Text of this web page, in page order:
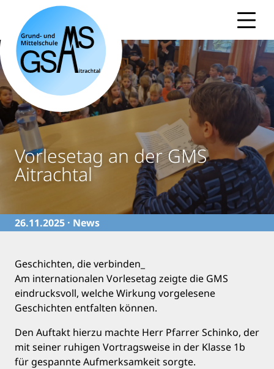
content
Vorlesetag an der GMS
Aitrachtal
26.11.2025 · News
Geschichten, die verbinden_
Am internationalen Vorlesetag zeigte die GMS
eindrucksvoll, welche Wirkung vorgelesene
Geschichten entfalten können.
Den Auftakt hierzu machte Herr Pfarrer Schinko, der
mit seiner ruhigen Vortragsweise in der Klasse 1b
für gespannte Aufmerksamkeit sorgte.